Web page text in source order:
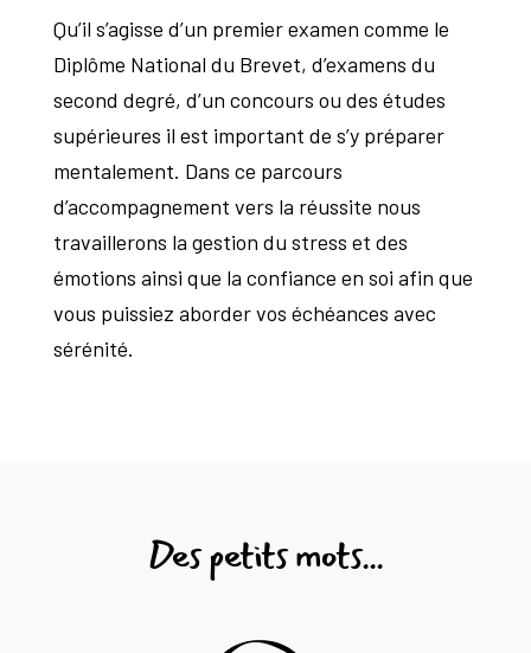
Qu’il s’agisse d’un premier examen comme le
Diplôme National du Brevet, d’examens du
second degré, d’un concours ou des études
supérieures il est important de s’y préparer
mentalement. Dans ce parcours
d’accompagnement vers la réussite nous
travaillerons la gestion du stress et des
émotions ainsi que la confiance en soi afin que
vous puissiez aborder vos échéances avec
sérénité.
Des petits mots...